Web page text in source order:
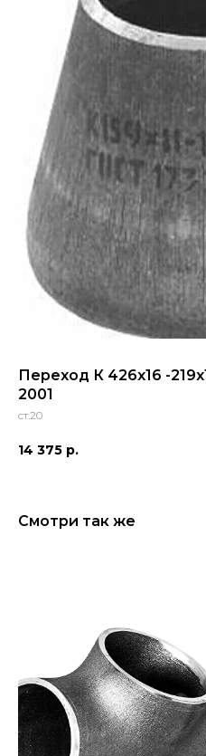
Переход К 426x16 -
2001
ст.20
14 375 р.
Смотри так же